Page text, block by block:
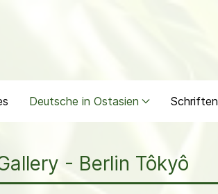
Deutsche in Ostasien Schriften
- Berlin Tôkyô